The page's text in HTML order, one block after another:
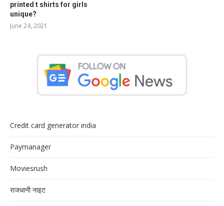
printed t shirts for girls
unique?
June 24, 2021
Credit card generator india
Paymanager
Moviesrush
राजधानी नाइट